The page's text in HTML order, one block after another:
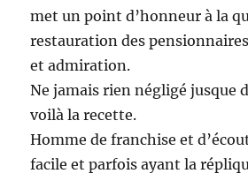
met un point d’honneur à la
restauration des
et admiration.
Ne jamais rien négligé jusque
voilà la recette.
Homme de franchise et
facile et parfois ayant la